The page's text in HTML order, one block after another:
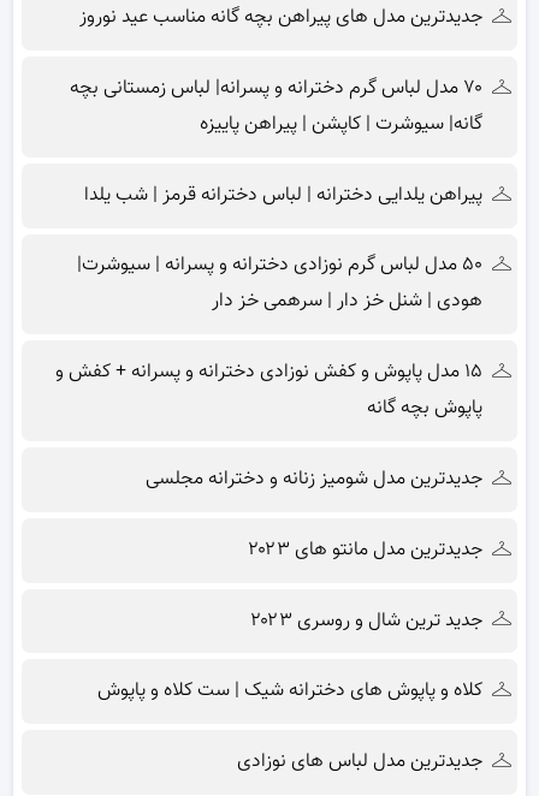
جدیدترین مدل های پیراهن بچه گانه مناسب عید نوروز
۷۰ مدل لباس گرم دخترانه و پسرانه| لباس زمستانی بچه
گانه| سیوشرت | کاپشن | پیراهن پاییزه
پیراهن یلدایی دخترانه | لباس دخترانه قرمز | شب یلدا
۵۰ مدل لباس گرم نوزادی دخترانه و پسرانه | سیوشرت|
هودی | شنل خز دار | سرهمی خز دار
۱۵ مدل پاپوش و کفش نوزادی دخترانه و پسرانه + کفش و
پاپوش بچه گانه
جدیدترین مدل شومیز زنانه و دخترانه مجلسی
جدیدترین مدل مانتو های ۲۰۲۳
جدید ترین شال و روسری ۲۰۲۳
کلاه و پاپوش های دخترانه شیک | ست کلاه و پاپوش
جدیدترین مدل لباس های نوزادی